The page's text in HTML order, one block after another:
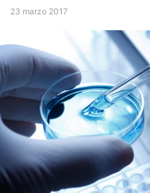
23 marzo 2017